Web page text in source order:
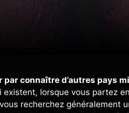
par connaître d’autres pays
existent, lorsque vous partez en
recherchez généralement